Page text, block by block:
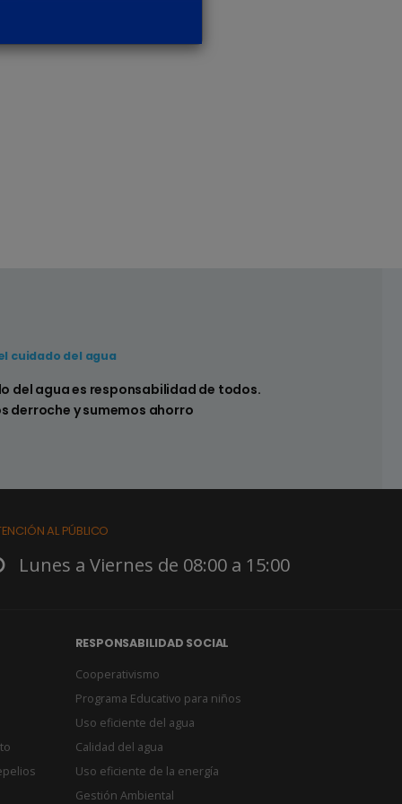
pérdidas en los sistemas sanitarios de
cuidado del agua
del agua es responsabilidad de todos.
derroche y sumemos ahorro
AL PÚBLICO
Lunes a Viernes de 08:00 a 15:00
RESPONSABILIDAD SOCIAL
Cooperativismo
Programa Educativo para niños
Uso eficiente del agua
Calidad del agua
Uso eficiente de la energía
Gestión Ambiental